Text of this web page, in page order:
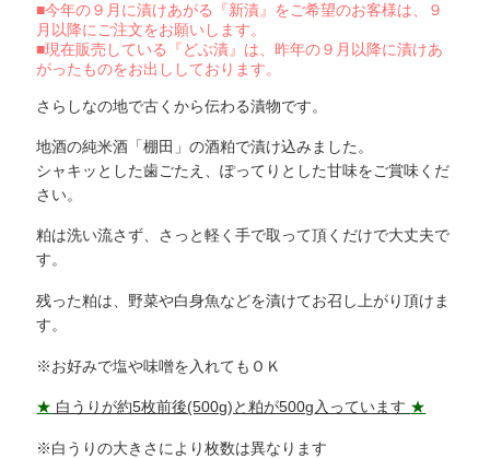
■今年の９月に漬けあがる『新漬』をご希望のお客様は、９
月以降にご注文をお願いします。
■現在販売している『どぶ漬』は、昨年の９月以降に漬けあ
がったものをお出ししております。
さらしなの地で古くから伝わる漬物です。
地酒の純米酒「棚田」の酒粕で漬け込みました。
シャキッとした歯ごたえ、ぽってりとした甘味をご賞味くだ
さい。
粕は洗い流さず、さっと軽く手で取って頂くだけで大丈夫で
す。
残った粕は、野菜や白身魚などを漬けてお召し上がり頂けま
す。
※お好みで塩や味噌を入れてもＯＫ
★ 白うりが約5枚前後(500g)と粕が500g入っています ★
※白うりの大きさにより枚数は異なります